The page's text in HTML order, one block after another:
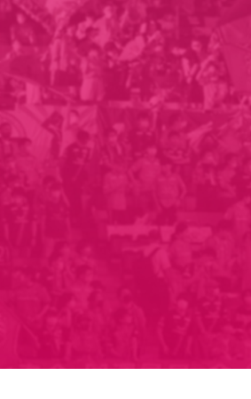
YANMAR HANASAKA STADIUM
サステナビリティポリシー
取り組み実績
長居公園 セレッソフットサル
YANMAR HANASAKA STADIUM
その他スポーツクラブ